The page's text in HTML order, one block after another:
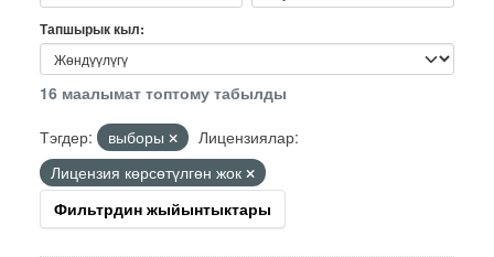
Тапшырык кыл
16 маалымат топтому табылды
Тэгдер:
выборы
Лицензиялар:
Лицензия көрсөтүлгөн жок
Фильтрдин жыйынтыктары